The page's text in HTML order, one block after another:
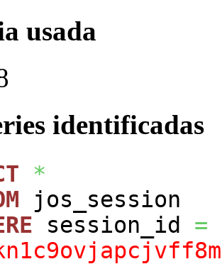
usada
identificadas
*
jos_session
session_id =